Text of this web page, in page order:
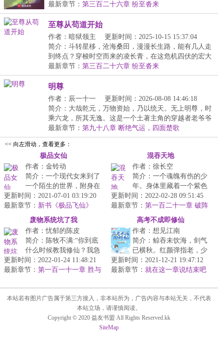
仙...
最新章节： 第三百二十六章 纷至沓来
至尊从苟道开始
作者：暗狱领主
更新时间：2025-10-15 15:37:04
简介：斗转星移，沧海桑田，漫漫长生路，能有几人走
到终点？穿梭时空而来的凌长青，在这危机四伏的宏大
仙...
最新章节： 第三百二十六章 纷至沓来
明尊
作者：辰一十一
更新时间：2026-08-08 14:46:18
简介：大哉乾元，万物资始，乃以统天。无上明尊，时
乘六龙，所其无逸。这是一个土著主角的穿越者老爷爷
苏...
最新章节： 第九十八章 断绝气运，四面楚歌
<< 向左滑动，查看更多：
极品女仙
作者：金铃动
简介：一个现代女来到了
一个陌生的世界，附身在
一个被家族抛弃的家庭
中。却因得到丹符宗的传
承，踏上修仙...
更新时间：2021-07-01 03:19:20
最新章节： 新书《极品飞仙》
混吞天地
作者：徐长空
简介：一个魂魄有伤的少
年。身体里藏着一个紫色
石碑形状的移动资料库。
听老天的意思是要你十岁
前就去死。...
更新时间：2022-02-28 09:51:45
最新章节： 第一百二十一章 破阵
废物系统坑了我
作者：忧郁的陈皮
简介：陈牧不满:“你到底
什么时候教我修仙？我急
着回地球呢。”系统：“从
现在起，记住你见到的第
更新时间：2022-01-24 11:48:21
最新章节： 第一百一十一章 胜与
高考不成即修仙
作者：想见江南
简介：鲸吞未饮海，剑气
已横秋。红颜弹指老，少
年踏歌行。...
更新时间：2021-12-21 19:47:12
最新章节： 就在这一章说结束吧
本站若有图片广告属于第三方接入，非本站所为，广告内容与本站无关，不代表
本站立场，请谨慎阅读。
Copyright © 2020 益友书盟 All Rights Reserved.kk
SiteMap